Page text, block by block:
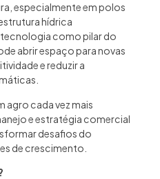
especialmente em polos
hídrica
como pilar do
abrir espaço para novas
e reduzir a
agro cada vez mais
e estratégia comercial
desafios do
de crescimento.